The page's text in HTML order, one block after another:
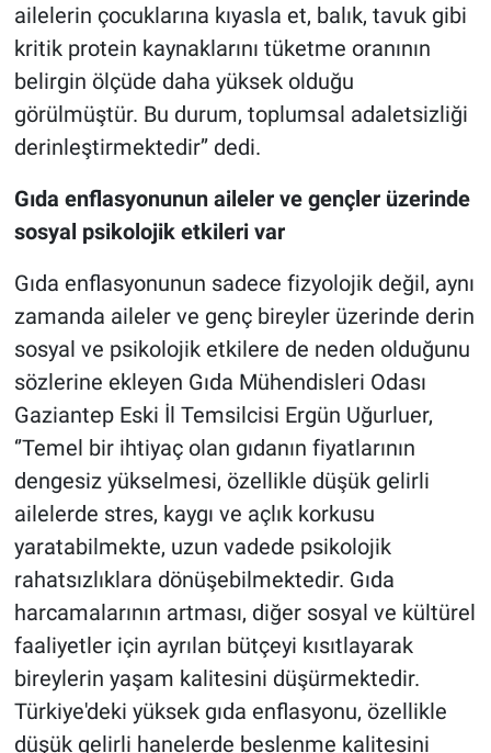
ailelerin çocuklarına kıyasla et, balık, tavuk gibi
kritik protein kaynaklarını tüketme oranının
belirgin ölçüde daha yüksek olduğu
görülmüştür. Bu durum, toplumsal adaletsizliği
derinleştirmektedir’’ dedi.
Gıda enflasyonunun aileler ve gençler üzerinde
sosyal psikolojik etkileri var
Gıda enflasyonunun sadece fizyolojik değil, aynı
zamanda aileler ve genç bireyler üzerinde derin
sosyal ve psikolojik etkilere de neden olduğunu
sözlerine ekleyen Gıda Mühendisleri Odası
Gaziantep Eski İl Temsilcisi Ergün Uğurluer,
‘’Temel bir ihtiyaç olan gıdanın fiyatlarının
dengesiz yükselmesi, özellikle düşük gelirli
ailelerde stres, kaygı ve açlık korkusu
yaratabilmekte, uzun vadede psikolojik
rahatsızlıklara dönüşebilmektedir. Gıda
harcamalarının artması, diğer sosyal ve kültürel
faaliyetler için ayrılan bütçeyi kısıtlayarak
bireylerin yaşam kalitesini düşürmektedir.
Türkiye'deki yüksek gıda enflasyonu, özellikle
düşük gelirli hanelerde beslenme kalitesini